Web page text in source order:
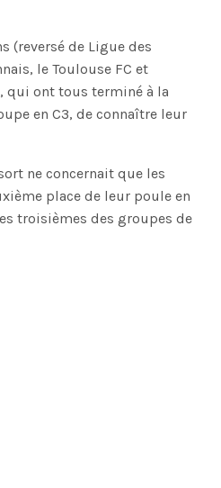
(reversé de Ligue des
le Toulouse FC et
qui ont tous terminé à la
en C3, de connaître leur
ne concernait que les
place de leur poule en
troisièmes des groupes de